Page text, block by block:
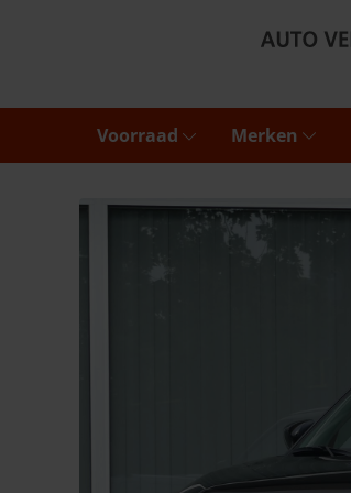
Voorraad Merken